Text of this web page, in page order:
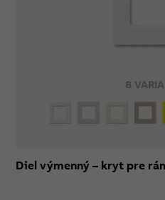
8
Diel výmenný – kryt pre